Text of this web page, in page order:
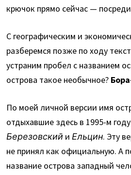
крючок прямо сейчас —
С географическим и
разберемся позже по ходу
устраним пробел с названием
острова такое необычное?
По моей личной версии имя
отдыхавшие здесь в 1995-м
Березовский иЕльцин. Эту
не принял как официальную. А
название острова западный